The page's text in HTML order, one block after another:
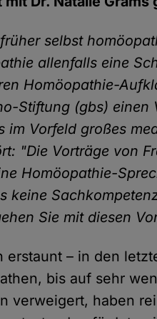
selbst
allenfalls eine
Homöopathie-
Stiftung (gbs) einen
Vorfeld großes
"Die Vorträge von
Homöopathie-
keine
Sie mit diesen
erstaunt – in den
bis auf sehr
verweigert, haben